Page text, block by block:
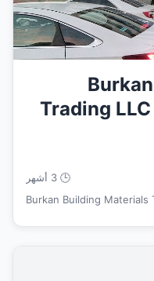
Trading
🕒 3 أشهر